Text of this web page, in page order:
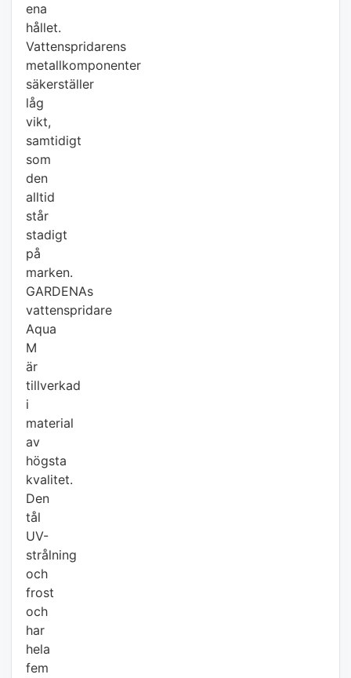
ena
hållet.
Vattenspridarens
metallkomponenter
säkerställer
låg
vikt,
samtidigt
som
den
alltid
står
stadigt
på
marken.
GARDENAs
vattenspridare
Aqua
M
är
tillverkad
i
material
av
högsta
kvalitet.
Den
tål
UV-
strålning
och
frost
och
har
hela
fem